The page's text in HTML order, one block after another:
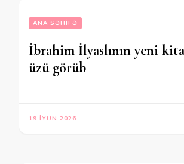
ANA SƏHIFƏ
İbrahim İlyaslının yeni
üzü görüb
19 İYUN 2026